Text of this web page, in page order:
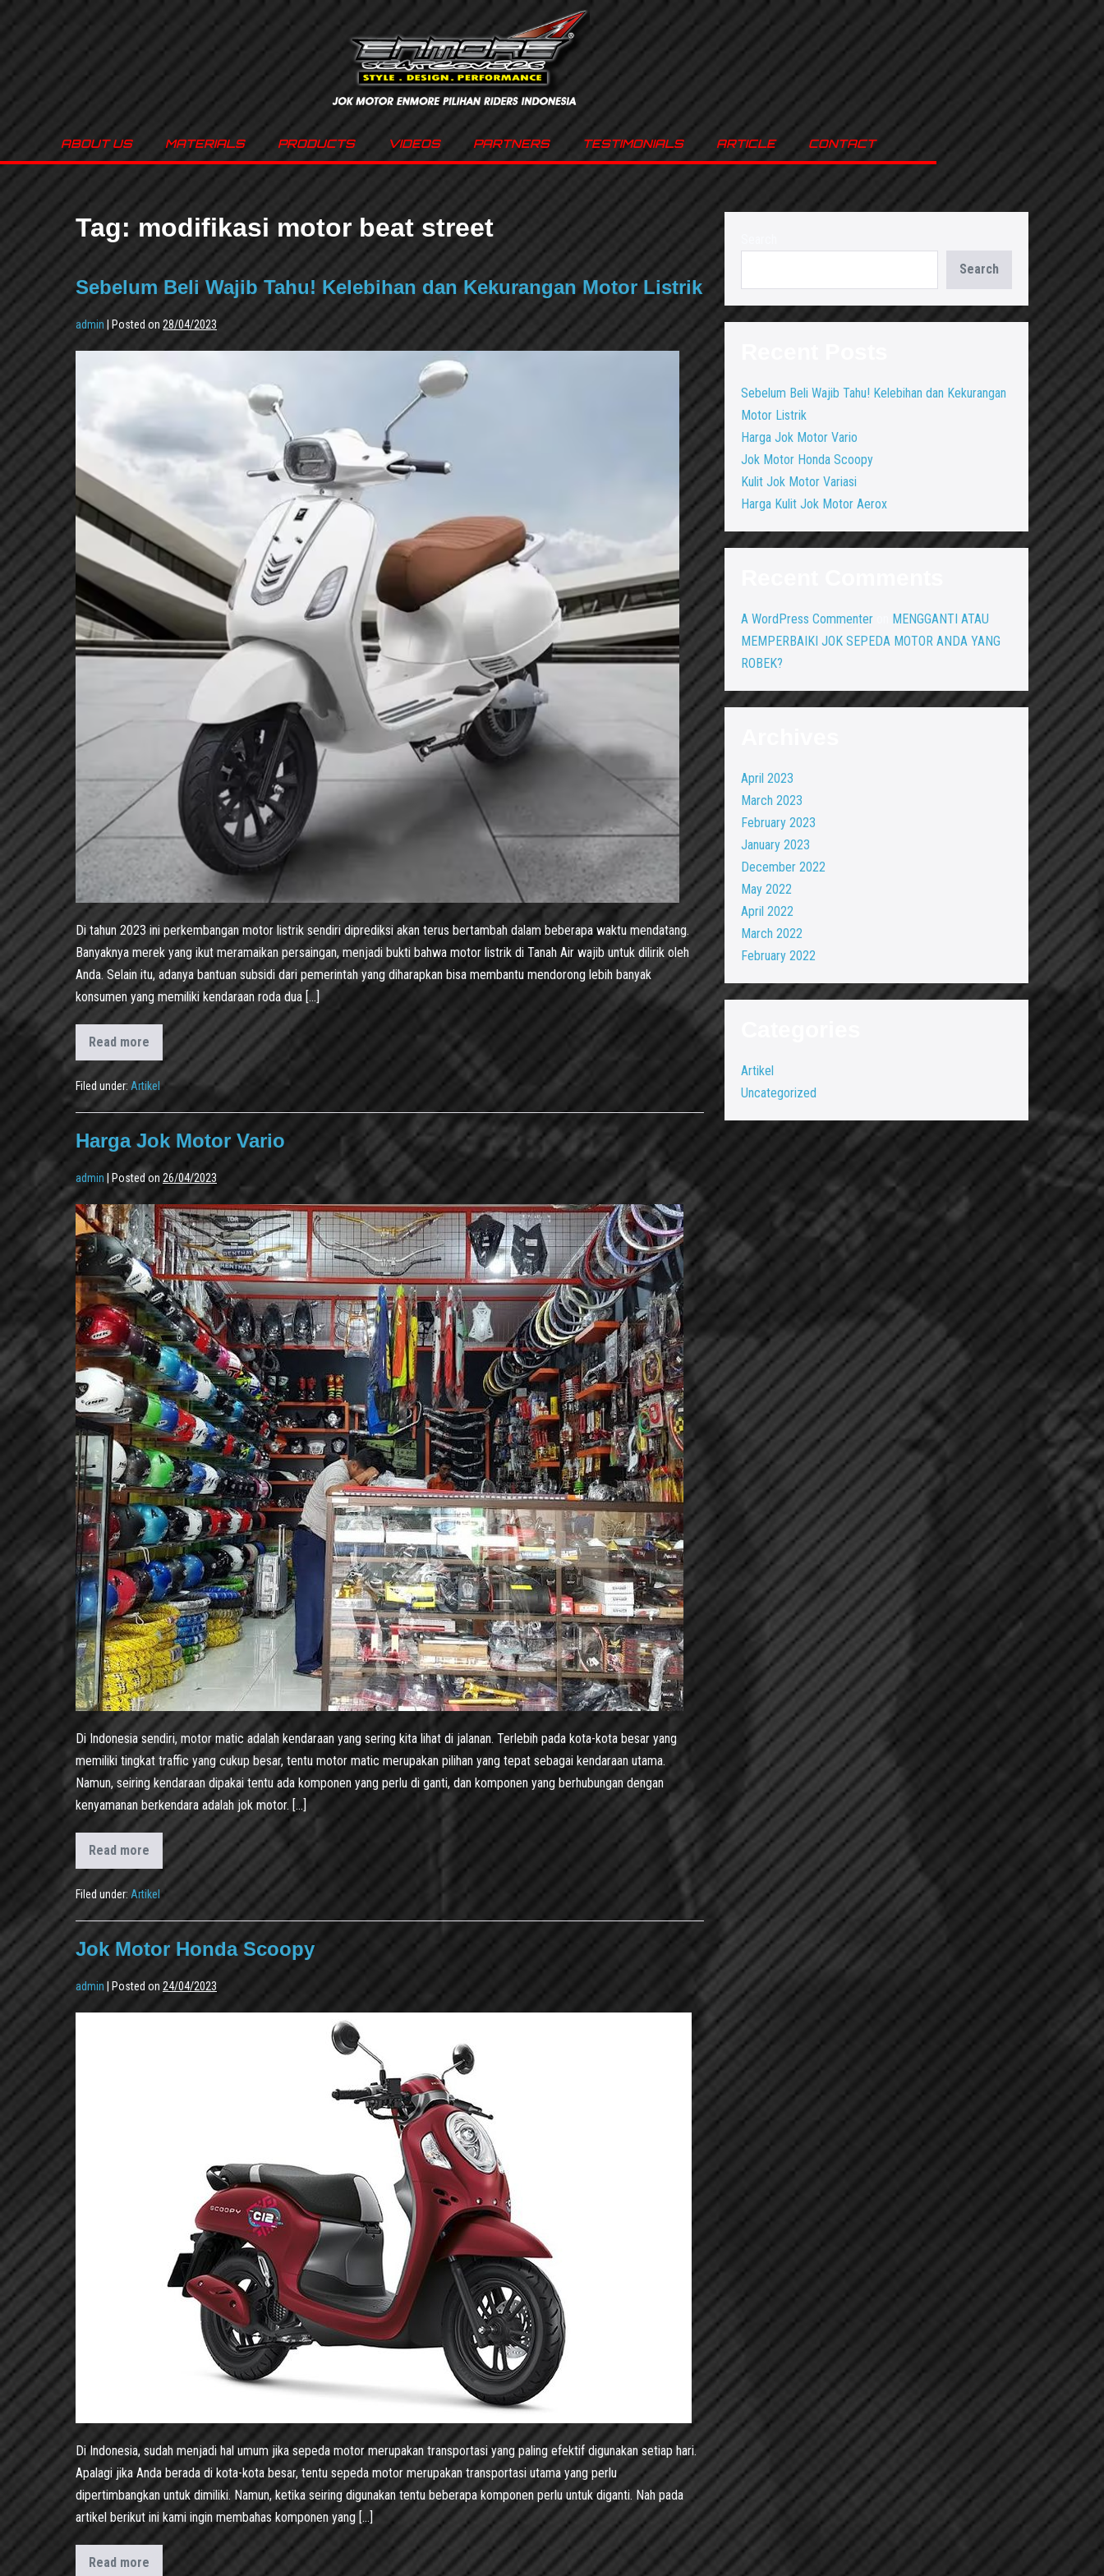
ABOUT US MATERIALS PRODUCTS VIDEOS PARTNERS TESTIMONIALS ARTICLE CONTACT
Tag:modifikasi motor beat street
Sebelum Beli Wajib Tahu! Kelebihan dan Kekurangan Motor Listrik
admin Posted on 28/04/2023
Di tahun 2023 ini perkembangan motor listrik sendiri diprediksi akan terus bertambah dalam beberapa waktu mendatang.
Banyaknya merek yang ikut meramaikan persaingan, menjadi bukti bahwa motor listrik di Tanah Air wajib untuk dilirik oleh
Anda. Selain itu, adanya bantuan subsidi dari pemerintah yang diharapkan bisa membantu mendorong lebih banyak
konsumen yang memiliki kendaraan roda dua […]
Read more
Filed under: Artikel
Harga Jok Motor Vario
admin Posted on 26/04/2023
Di Indonesia sendiri, motor matic adalah kendaraan yang sering kita lihat di jalanan. Terlebih pada kota-kota besar yang
memiliki tingkat traffic yang cukup besar, tentu motor matic merupakan pilihan yang tepat sebagai kendaraan utama.
Namun, seiring kendaraan dipakai tentu ada komponen yang perlu di ganti, dan komponen yang berhubungan dengan
kenyamanan berkendara adalah jok motor. […]
Read more
Filed under: Artikel
Jok Motor Honda Scoopy
admin Posted on 24/04/2023
Di Indonesia, sudah menjadi hal umum jika sepeda motor merupakan transportasi yang paling efektif digunakan setiap hari.
Apalagi jika Anda berada di kota-kota besar, tentu sepeda motor merupakan transportasi utama yang perlu
dipertimbangkan untuk dimiliki. Namun, ketika seiring digunakan tentu beberapa komponen perlu untuk diganti. Nah pada
artikel berikut ini kami ingin membahas komponen yang […]
Read more
Search
Sebelum Beli Wajib Tahu! Kelebihan dan Kekurangan
Motor Listrik
Harga Jok Motor Vario
Jok Motor Honda Scoopy
Kulit Jok Motor Variasi
Harga Kulit Jok Motor Aerox
A WordPress Commenteron MENGGANTI ATAU
MEMPERBAIKI JOK SEPEDA MOTOR ANDA YANG
ROBEK?
April 2023
March 2023
February 2023
January 2023
December 2022
May 2022
April 2022
March 2022
February 2022
Artikel
Uncategorized